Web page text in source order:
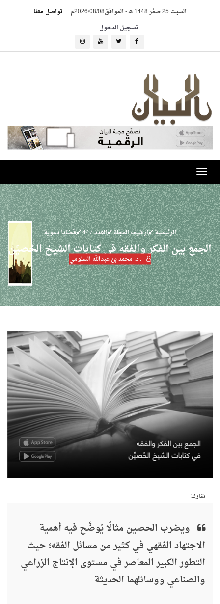
السبت 25 صفر 1448 هـ -الموافق2026/08/08م
تواصل معنا
تسجيل الدخول
Toggle
navigation
الرئيسية ارشيف المجلة العدد 447 قضايا دعوية
الجمع بين الفكر والفقه في كتابات الشيخ الحُصيِّن
. د. محمد بن عبدالله السلومي
شارك:
ويضرب الحصين مثالًا يُوضِّح فيه أهمية
الاجتهاد الفقهي في كثير من مسائل الفقه؛ حيث
التطور الكبير المعاصر في مستوى الإنتاج الزراعي
والصناعي ووسائلهما الحديثة